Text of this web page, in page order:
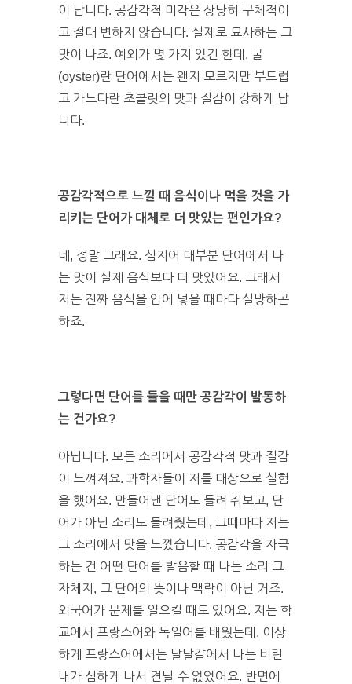
이 납니다. 공감각적 미각은 상당히 구체적이
고 절대 변하지 않습니다. 실제로 묘사하는 그
맛이 나죠. 예외가 몇 가지 있긴 한데, 굴
(oyster)란 단어에서는 왠지 모르지만 부드럽
고 가느다란 초콜릿의 맛과 질감이 강하게 납
니다.
공감각적으로 느낄 때 음식이나 먹을 것을 가
리키는 단어가 대체로 더 맛있는 편인가요?
네, 정말 그래요. 심지어 대부분 단어에서 나
는 맛이 실제 음식보다 더 맛있어요. 그래서
저는 진짜 음식을 입에 넣을 때마다 실망하곤
하죠.
그렇다면 단어를 들을 때만 공감각이 발동하
는 건가요?
아닙니다. 모든 소리에서 공감각적 맛과 질감
이 느껴져요. 과학자들이 저를 대상으로 실험
을 했어요. 만들어낸 단어도 들려 줘보고, 단
어가 아닌 소리도 들려줬는데, 그때마다 저는
그 소리에서 맛을 느꼈습니다. 공감각을 자극
하는 건 어떤 단어를 발음할 때 나는 소리 그
자체지, 그 단어의 뜻이나 맥락이 아닌 거죠.
외국어가 문제를 일으킬 때도 있어요. 저는 학
교에서 프랑스어와 독일어를 배웠는데, 이상
하게 프랑스어에서는 날달걀에서 나는 비린
내가 심하게 나서 견딜 수 없었어요. 반면에